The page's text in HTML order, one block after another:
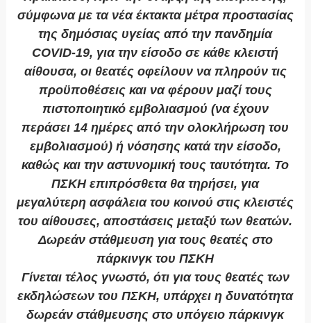
σύμφωνα με τα νέα έκτακτα μέτρα προστασίας
της δημόσιας υγείας από την πανδημία
COVID-19, για την είσοδο σε κάθε κλειστή
αίθουσα, οι θεατές οφείλουν να πληρούν τις
προϋποθέσεις και να φέρουν μαζί τους
πιστοποιητικό εμβολιασμού (να έχουν
περάσει 14 ημέρες από την ολοκλήρωση του
εμβολιασμού) ή νόσησης κατά την είσοδο,
καθώς και την αστυνομική τους ταυτότητα. Το
ΠΣΚΗ επιπρόσθετα θα τηρήσει, για
μεγαλύτερη ασφάλεια του κοινού στις κλειστές
του αίθουσες, αποστάσεις μεταξύ των θεατών.
Δωρεάν στάθμευση για τους θεατές στο
πάρκινγκ του ΠΣΚΗ
Γίνεται τέλος γνωστό, ότι για τους θεατές των
εκδηλώσεων του ΠΣΚΗ, υπάρχει η δυνατότητα
δωρεάν στάθμευσης στο υπόγειο πάρκινγκ